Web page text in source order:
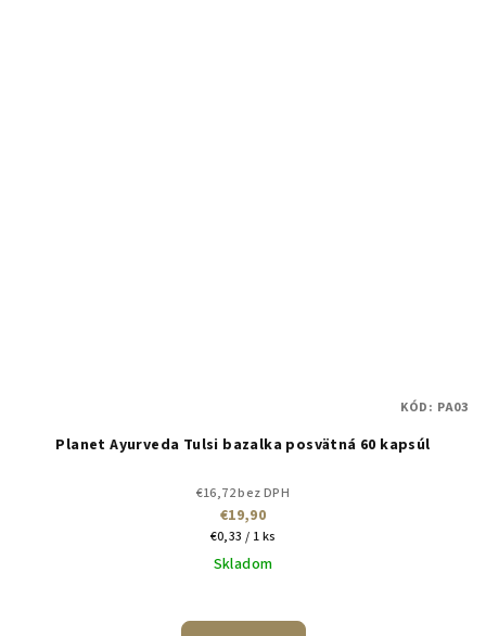
Planet Ayurveda Tulsi bazalka posvätná 60 kapsúl
€16,72 bez DPH
€19,90
Jednotková
cena:
€0,33 / 1 ks
Skladom
KÓD: PA03